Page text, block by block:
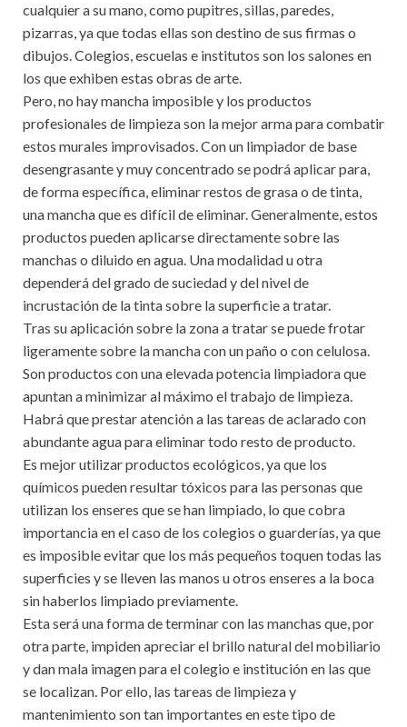
cualquier a su mano, como pupitres, sillas, paredes,
pizarras, ya que todas ellas son destino de sus firmas o
dibujos. Colegios, escuelas e institutos son los salones en
los que exhiben estas obras de arte.
Pero, no hay mancha imposible y los productos
profesionales de limpieza son la mejor arma para combatir
estos murales improvisados. Con un limpiador de base
desengrasante y muy concentrado se podrá aplicar para,
de forma específica, eliminar restos de grasa o de tinta,
una mancha que es difícil de eliminar. Generalmente, estos
productos pueden aplicarse directamente sobre las
manchas o diluido en agua. Una modalidad u otra
dependerá del grado de suciedad y del nivel de
incrustación de la tinta sobre la superficie a tratar.
Tras su aplicación sobre la zona a tratar se puede frotar
ligeramente sobre la mancha con un paño o con celulosa.
Son productos con una elevada potencia limpiadora que
apuntan a minimizar al máximo el trabajo de limpieza.
Habrá que prestar atención a las tareas de aclarado con
abundante agua para eliminar todo resto de producto.
Es mejor utilizar productos ecológicos, ya que los
químicos pueden resultar tóxicos para las personas que
utilizan los enseres que se han limpiado, lo que cobra
importancia en el caso de los colegios o guarderías, ya que
es imposible evitar que los más pequeños toquen todas las
superficies y se lleven las manos u otros enseres a la boca
sin haberlos limpiado previamente.
Esta será una forma de terminar con las manchas que, por
otra parte, impiden apreciar el brillo natural del mobiliario
y dan mala imagen para el colegio e institución en las que
se localizan. Por ello, las tareas de limpieza y
mantenimiento son tan importantes en este tipo de